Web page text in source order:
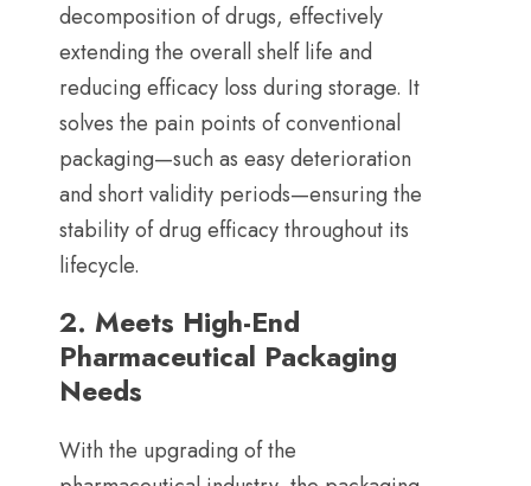
decomposition of drugs, effectively
extending the overall shelf life and
reducing efficacy loss during storage. It
solves the pain points of conventional
packaging—such as easy deterioration
and short validity periods—ensuring the
stability of drug efficacy throughout its
lifecycle.
2. Meets High-End
Pharmaceutical Packaging
Needs
With the upgrading of the